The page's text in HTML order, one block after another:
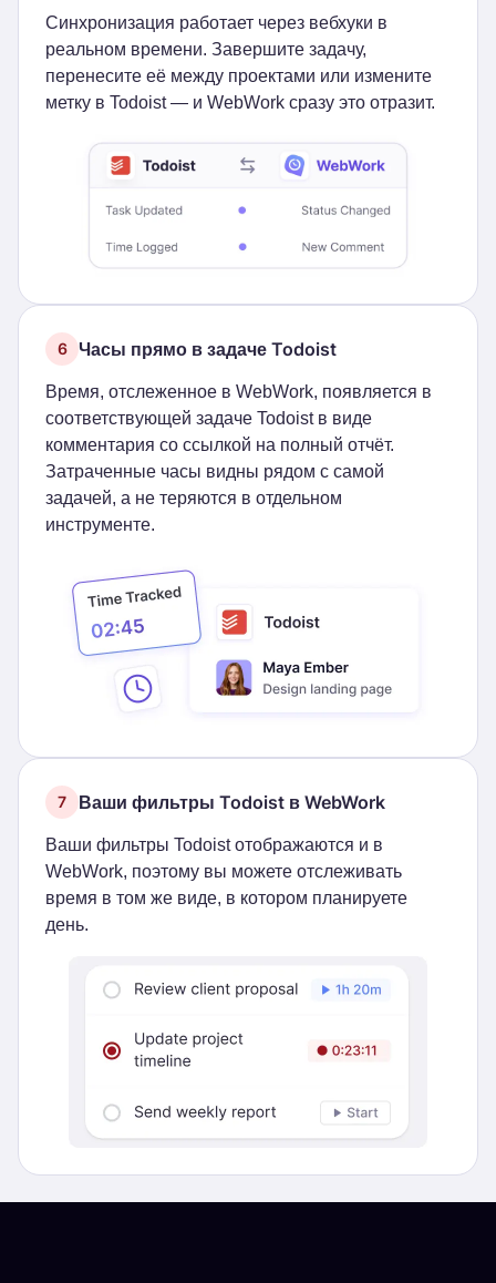
Синхронизация работает через вебхуки в
реальном времени. Завершите задачу,
перенесите её между проектами или измените
метку в Todoist — и WebWork сразу это отразит.
6 Часы прямо в задаче Todoist
Время, отслеженное в WebWork, появляется в
соответствующей задаче Todoist в виде
комментария со ссылкой на полный отчёт.
Затраченные часы видны рядом с самой
задачей, а не теряются в отдельном
инструменте.
7 Ваши фильтры Todoist в WebWork
Ваши фильтры Todoist отображаются и в
WebWork, поэтому вы можете отслеживать
время в том же виде, в котором планируете
день.